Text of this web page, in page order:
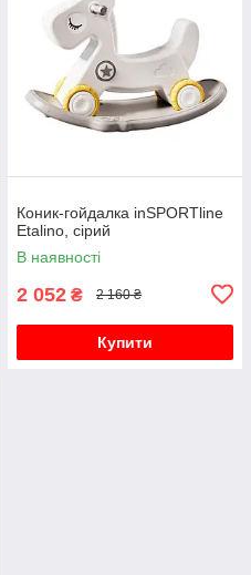
Коник-гойдалка inSPORTline
Etalino, сірий
В наявності
2 052 ₴ 2 160 ₴
Купити